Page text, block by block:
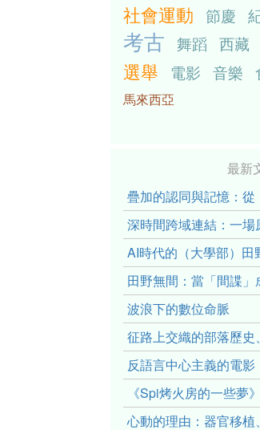
社會運動 節慶
考古 舞蹈 西藏
選舉 電影 音樂
馬來西亞
最新
疊加的認同與記憶：
深時間跨域連結：一場
AI時代的（大學部）田
田野無間：當「間諜」
波浪下的數位命脈
征路上交織的部落歷
反語言中心主義的電影
《Spi烤火房的一些夢
心動的理由：器官移